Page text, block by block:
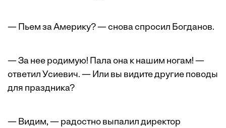
— Пьем за Америку? — снова спросил Богданов.
— За нее родимую! Пала она к нашим ногам! —
ответил Усиевич. — Или вы видите другие поводы
для праздника?
— Видим, — радостно выпалил директор